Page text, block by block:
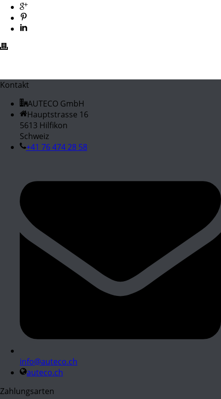
Kontakt
AUTECO GmbH
Hauptstrasse 16
5613 Hilfikon
Schweiz
+41 76 474 28 58
info@auteco.ch
auteco.ch
Zahlungsarten